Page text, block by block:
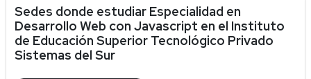
Sedes donde estudiar Especialidad en
Desarrollo Web con Javascript en el Instituto
de Educación Superior Tecnológico Privado
Sistemas del Sur